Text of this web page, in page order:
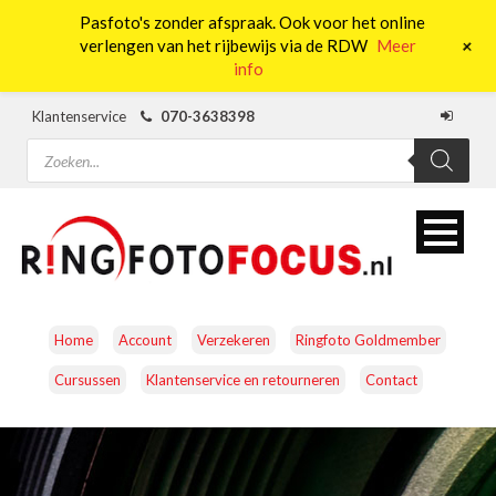
Klantenservice
070-3638398
Producten
zoeken
Home Account Verzekeren Ringfoto Goldmember
Cursussen Klantenservice en retourneren Contact
CAMERA’S OBJECTIEVEN ACCESSOIRES
Pasfoto's zonder afspraak. Ook voor het online
verlengen van het rijbewijs via de RDW Meer
info
+